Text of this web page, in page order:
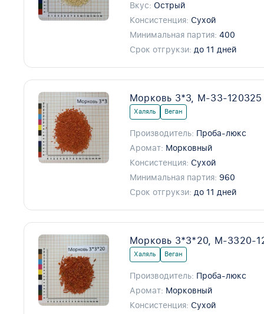
Вкус: Острый
Консистенция: Сухой
Минимальная партия: 400
Срок отгрукзи: до 11 дней
Морковь 3*3, М-33-120325
Халяль Веган
Производитель: Проба-люкс
Аромат: Морковный
Консистенция: Сухой
Минимальная партия: 960
Срок отгрукзи: до 11 дней
Морковь 3*3*20, М-3320-
Халяль Веган
Производитель: Проба-люкс
Аромат: Морковный
Консистенция: Сухой